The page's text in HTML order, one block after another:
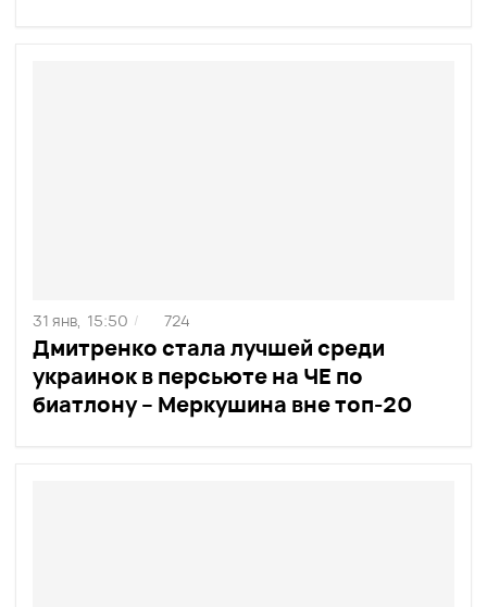
Дмитренко стала лучшей среди
украинок в персьюте на ЧЕ по
биатлону – Меркушина вне топ-20
31 янв, 15:50 / 724